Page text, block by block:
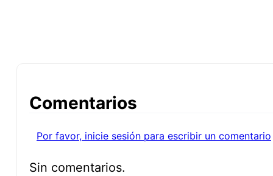
Comentarios
Por favor, inicie sesión para escribir un comentario
Sin comentarios.